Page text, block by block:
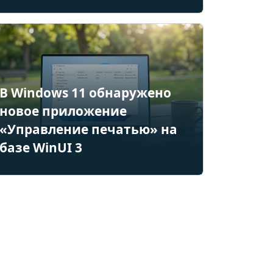
В Windows 11 обнаружено
новое приложение
«Управление печатью» на
базе WinUI 3